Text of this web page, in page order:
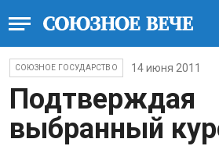
СОЮЗНОЕ ГОСУДАРСТВО 14 июня 2011
Подтверждая
выбранный